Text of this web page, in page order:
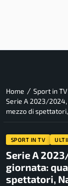
Home / Sport in TV
Serie A 2023/
mezzo di
SPORT IN TV
Serie A
giornata:
spettatori,